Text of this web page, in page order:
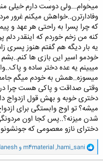
اين جور احساسات رو كه در وجود
به پسرها محدود كنيم؟!
اگه اينجوري كه شما ميگيد،‌ پس
همه پسرها ،‌آدمياني شهوتران
معشوقشون بكشن؟!!!!واقعا اين
در اين هيچ شكي نيست كه هستند
ميشن و سخت ترين جفا ها رو
عموميت داره؟
اصلا موضوع اين تاپيك چيه؟مجازات
=پسرها!!!!) همواره جفا مي كنند!؟
اينو به عنوان يه برادر عرض ميكنم!
اگر صحبتي عمومي درمورد آقايان
ميكنيد، خيلي خيلي دقت كنيد،
نداشته باشيد براي حرفتون ( كه
تهمت زده ايد و خودتون بهتر از اين
گناهان كبيره است، بهتره موقع
دنيا بايد سند رو كنيم!
ببخشيد حرفم طولاني شد
میخوام...ولی دوست دارم خیلی
وفادارترن..خواهش میکنم غرور
که چرا پسرا به راحتی هر عهد و
کنه من زخم خوردم که اینقدر دلم
یه بار دیگه هم گفتم هنوز پسری
خودمو اسیر این بازی ها
میبینم یه عده دختر ساده و
میسوزه..همش به خودم میگم
وقتی صداقت و پاکی هست چرا
دختری خوبه و بهش قول ازدواج
میشه؟ تو اوج وابستگی برای
شدن میزنه؟..پس کجا اون
دخترای نازو معصومی که
و
ا
hami_sani
,
m4material و